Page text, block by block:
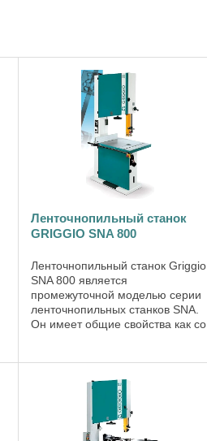
Ленточнопильный станок
GRIGGIO SNA 800
Ленточнопильный станок Griggio
SNA 800 является
промежуточной моделью серии
ленточнопильных станков SNA.
Он имеет общие свойства как со
840, SNAC 940 тем, что ...